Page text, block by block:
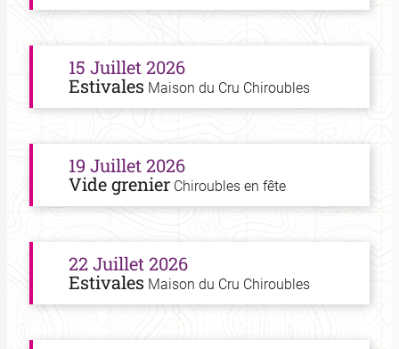
15 Juillet 2026
Estivales Maison du Cru Chiroubles
19 Juillet 2026
Vide grenier Chiroubles en fête
22 Juillet 2026
Estivales Maison du Cru Chiroubles